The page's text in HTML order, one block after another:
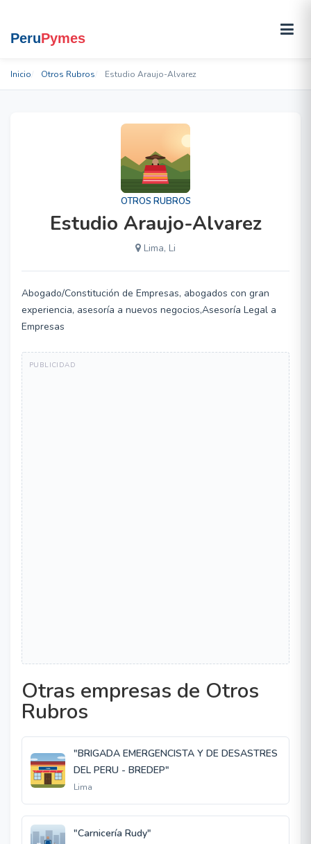
Inicio Otros Rubros Estudio Araujo-Alvarez
OTROS RUBROS
Estudio Araujo-Alvarez
Lima, Li
Abogado/Constitución de Empresas, abogados con gran
experiencia, asesoría a nuevos negocios,Asesoría Legal a
Empresas
Otras empresas de Otros
Rubros
"BRIGADA EMERGENCISTA Y DE DESASTRES
DEL PERU - BREDEP"
Lima
"Carnicería Rudy"